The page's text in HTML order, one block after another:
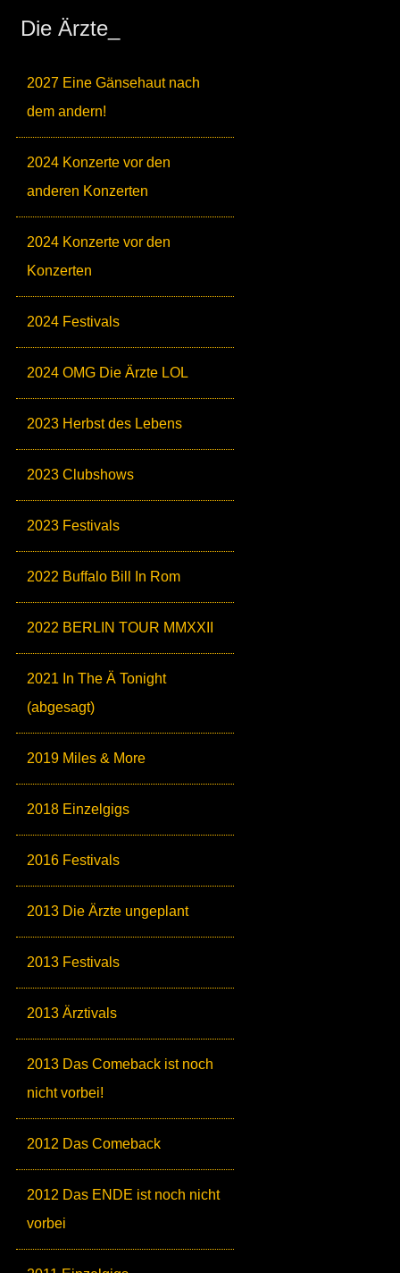
Die Ärzte_
2027 Eine Gänsehaut nach
dem andern!
2024 Konzerte vor den
anderen Konzerten
2024 Konzerte vor den
Konzerten
2024 Festivals
2024 OMG Die Ärzte LOL
2023 Herbst des Lebens
2023 Clubshows
2023 Festivals
2022 Buffalo Bill In Rom
2022 BERLIN TOUR MMXXII
2021 In The Ä Tonight
(abgesagt)
2019 Miles & More
2018 Einzelgigs
2016 Festivals
2013 Die Ärzte ungeplant
2013 Festivals
2013 Ärztivals
2013 Das Comeback ist noch
nicht vorbei!
2012 Das Comeback
2012 Das ENDE ist noch nicht
vorbei